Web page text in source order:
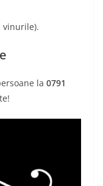
vinurile).
la 0791